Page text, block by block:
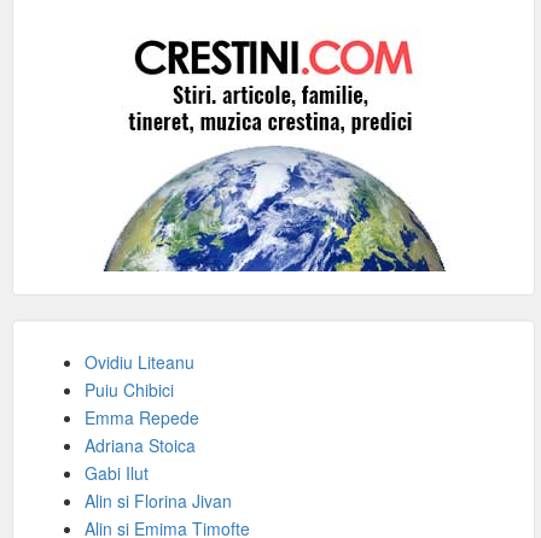
Ovidiu Liteanu
Puiu Chibici
Emma Repede
Adriana Stoica
Gabi Ilut
Alin si Florina Jivan
Alin si Emima Timofte